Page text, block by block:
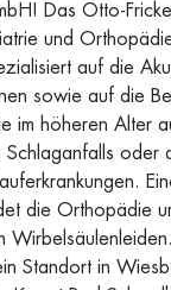
Das Otto-
und
auf die
sowie auf die
im höheren Alter
Schlaganfalls oder
die Orthopädie
Standort in